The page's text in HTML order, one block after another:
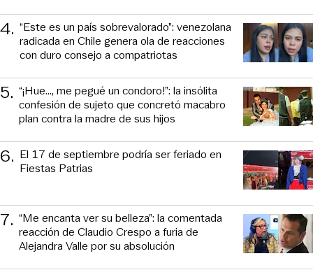
4. “Este es un país sobrevalorado”: venezolana
radicada en Chile genera ola de reacciones
con duro consejo a compatriotas
5. “¡Hue..., me pegué un condoro!”: la insólita
confesión de sujeto que concretó macabro
plan contra la madre de sus hijos
6. El 17 de septiembre podría ser feriado en
Fiestas Patrias
7. “Me encanta ver su belleza”: la comentada
reacción de Claudio Crespo a furia de
Alejandra Valle por su absolución